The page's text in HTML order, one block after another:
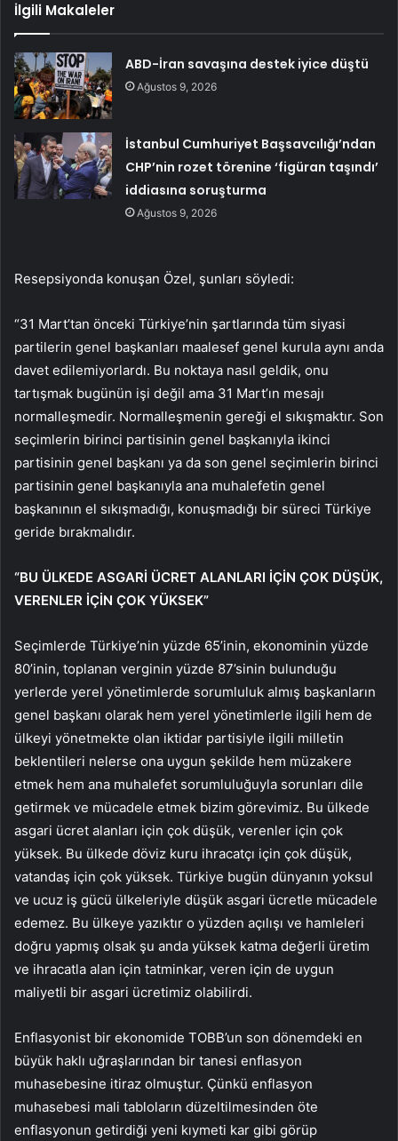
İlgili Makaleler
ABD-İran savaşına destek iyice düştü
Ağustos 9, 2026
İstanbul Cumhuriyet Başsavcılığı’ndan
CHP’nin rozet törenine ‘figüran taşındı’
iddiasına soruşturma
Ağustos 9, 2026
Resepsiyonda konuşan Özel, şunları söyledi:
“31 Mart’tan önceki Türkiye’nin şartlarında tüm siyasi
partilerin genel başkanları maalesef genel kurula aynı anda
davet edilemiyorlardı. Bu noktaya nasıl geldik, onu
tartışmak bugünün işi değil ama 31 Mart’ın mesajı
normalleşmedir. Normalleşmenin gereği el sıkışmaktır. Son
seçimlerin birinci partisinin genel başkanıyla ikinci
partisinin genel başkanı ya da son genel seçimlerin birinci
partisinin genel başkanıyla ana muhalefetin genel
başkanının el sıkışmadığı, konuşmadığı bir süreci Türkiye
geride bırakmalıdır.
“BU ÜLKEDE ASGARİ ÜCRET ALANLARI İÇİN ÇOK DÜŞÜK,
VERENLER İÇİN ÇOK YÜKSEK”
Seçimlerde Türkiye’nin yüzde 65’inin, ekonominin yüzde
80’inin, toplanan verginin yüzde 87’sinin bulunduğu
yerlerde yerel yönetimlerde sorumluluk almış başkanların
genel başkanı olarak hem yerel yönetimlerle ilgili hem de
ülkeyi yönetmekte olan iktidar partisiyle ilgili milletin
beklentileri nelerse ona uygun şekilde hem müzakere
etmek hem ana muhalefet sorumluluğuyla sorunları dile
getirmek ve mücadele etmek bizim görevimiz. Bu ülkede
asgari ücret alanları için çok düşük, verenler için çok
yüksek. Bu ülkede döviz kuru ihracatçı için çok düşük,
vatandaş için çok yüksek. Türkiye bugün dünyanın yoksul
ve ucuz iş gücü ülkeleriyle düşük asgari ücretle mücadele
edemez. Bu ülkeye yazıktır o yüzden açılışı ve hamleleri
doğru yapmış olsak şu anda yüksek katma değerli üretim
ve ihracatla alan için tatminkar, veren için de uygun
maliyetli bir asgari ücretimiz olabilirdi.
Enflasyonist bir ekonomide TOBB’un son dönemdeki en
büyük haklı uğraşlarından bir tanesi enflasyon
muhasebesine itiraz olmuştur. Çünkü enflasyon
muhasebesi mali tabloların düzeltilmesinden öte
enflasyonun getirdiği yeni kıymeti kar gibi görüp